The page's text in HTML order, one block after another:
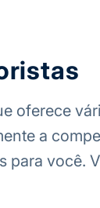
oferece
a
para você.